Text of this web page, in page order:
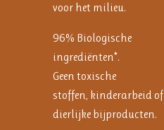
voor het milieu.
96% Biologische
ingrediënten*.
Geen toxische
stoffen, kinderarbeid of
dierlijke bijproducten.